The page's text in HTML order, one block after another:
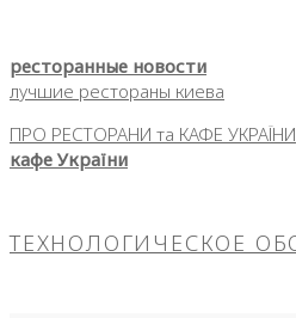
ресторанные новости
лучшие рестораны киева
ПРО РЕСТОРАНИ та КАФЕ УКРАЇНИ
кафе України
ТЕХНОЛОГИЧЕСКОЕ